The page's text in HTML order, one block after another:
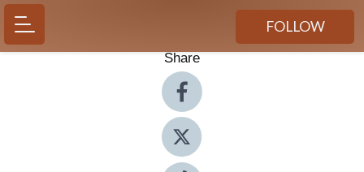
FOLLOW
Share